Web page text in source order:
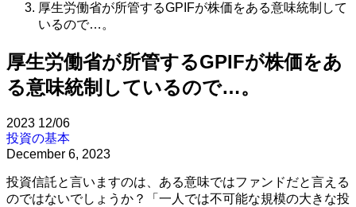
厚生労働省が所管するGPIFが株価をある意味統制して
いるので…。
厚生労働省が所管するGPIFが株価をあ
る意味統制しているので…。
2023 12/06
投資の基本
December 6, 2023
投資信託と言いますのは、ある意味ではファンドだと言える
のではないでしょうか？「一人では不可能な規模の大きな投